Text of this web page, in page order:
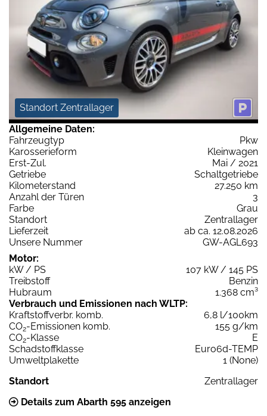
Standort Zentrallager
Allgemeine Daten:
Fahrzeugtyp
Pkw
Karosserieform
Kleinwagen
Erst-Zul.
Mai / 2021
Getriebe
Schaltgetriebe
Kilometerstand
27.250 km
Anzahl der Türen
3
Farbe
Grau
Standort
Zentrallager
Lieferzeit
ab ca. 12.08.2026
Unsere Nummer
GW-AGL693
Motor:
kW / PS
107 kW / 145 PS
Treibstoff
Benzin
Hubraum
1.368 cm³
Verbrauch und Emissionen nach WLTP:
Kraftstoffverbr. komb.
6,8 l/100km
CO2-Emissionen komb.
155 g/km
CO2-Klasse
E
Schadstoffklasse
Euro6d-TEMP
Umweltplakette
1 (None)
Standort
Zentrallager
Details zum Abarth 595 anzeigen